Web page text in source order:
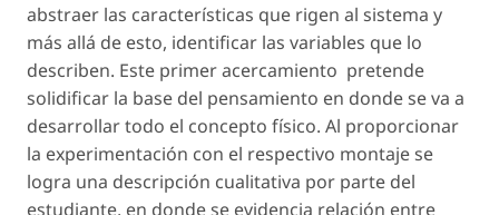
abstraer las características que rigen al sistema y
más allá de esto, identificar las variables que lo
describen. Este primer acercamiento pretende
solidificar la base del pensamiento en donde se va a
desarrollar todo el concepto físico. Al proporcionar
la experimentación con el respectivo montaje se
logra una descripción cualitativa por parte del
estudiante, en donde se evidencia relación entre